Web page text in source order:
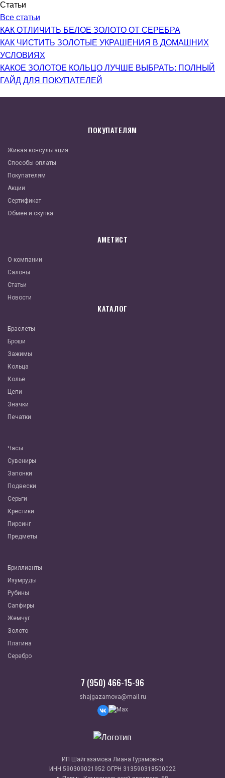
Статьи
Все статьи
КАК ОТЛИЧИТЬ БЕЛОЕ ЗОЛОТО ОТ СЕРЕБРА
КАК ЧИСТИТЬ ЗОЛОТЫЕ УКРАШЕНИЯ В ДОМАШНИХ
УСЛОВИЯХ
КАКОЕ ЗОЛОТОЕ КОЛЬЦО ЛУЧШЕ ВЫБРАТЬ: ПОЛНЫЙ
ГАЙД ДЛЯ ПОКУПАТЕЛЕЙ
ПОКУПАТЕЛЯМ
Живая консультация
Способы оплаты
Покупателям
Акции
Сертификат
Обмен и скупка
АМЕТИСТ
О компании
Салоны
Статьи
Новости
КАТАЛОГ
Браслеты
Броши
Зажимы
Кольца
Колье
Цепи
Значки
Печатки
Часы
Сувениры
Запонки
Подвески
Серьги
Крестики
Пирсинг
Предметы
Бриллианты
Изумруды
Рубины
Сапфиры
Жемчуг
Золото
Платина
Серебро
7 (950) 466-15-96
shajgazamova@mail.ru
ИП Шайгазамова Лиана Гурамовна
ИНН 590309021952 ОГРН 313590318500022